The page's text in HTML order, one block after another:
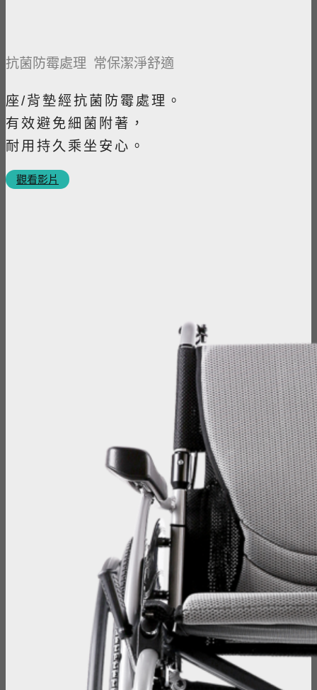
抗菌防霉處理 常保潔淨舒適
座/背墊經抗菌防霉處理。
有效避免細菌附著，
耐用持久乘坐安心。
觀看影片